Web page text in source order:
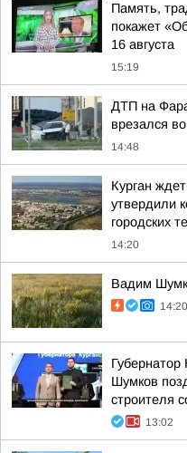
Память,
покажет
16 августа
15:19
ДТП на
врезался
14:48
Курган
утвердили
городских
14:20
Вадим
14:20
Губернатор
Шумков
строителя
13:02